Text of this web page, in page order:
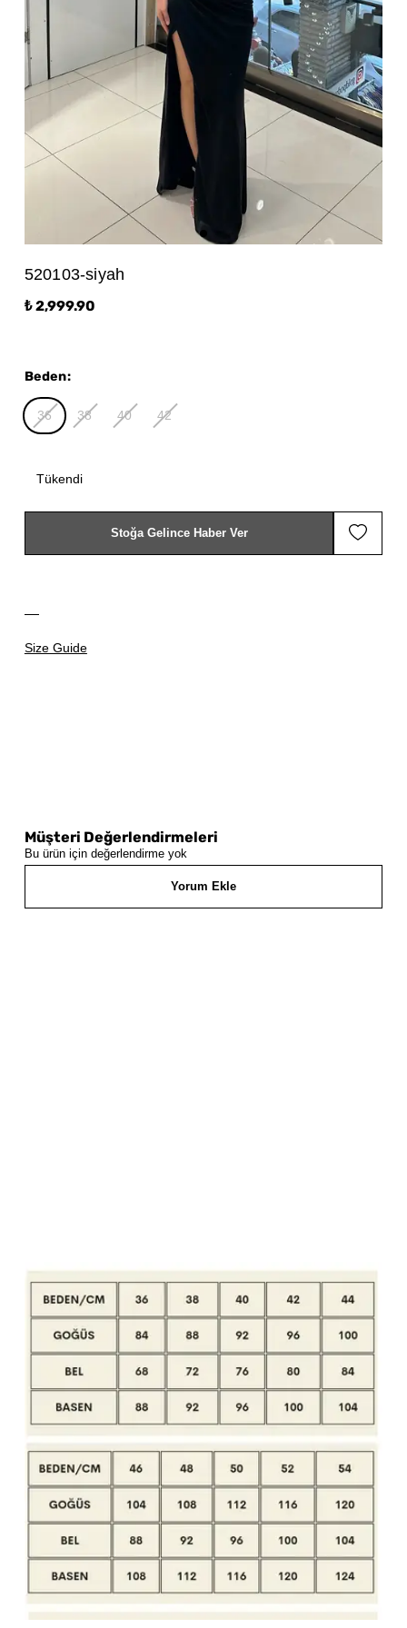
520103-siyah
₺ 2,999.90
Size Guide
Beden:
36 38 40 42
Tükendi
Stoğa Gelince Haber Ver
Müşteri Değerlendirmeleri
Bu ürün için değerlendirme yok
Yorum Ekle